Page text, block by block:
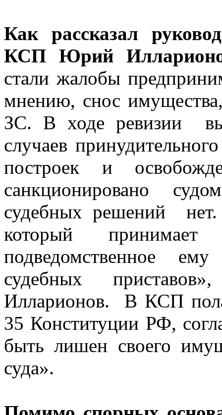
Как рассказал
КСП Юрий
стали жалобы
мнению, снос
ЗС. В ходе ревизии
случаев
построек и
санкционировано
судебных решений
который
подведомственное
судебных
Илларионов. В КСП
35 Конституции РФ,
быть лишен своего
суда».